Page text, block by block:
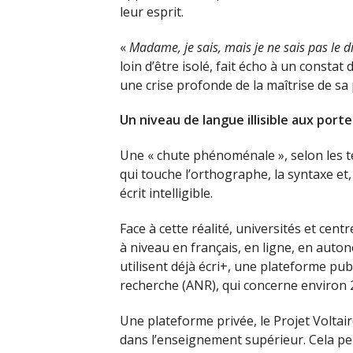
leur esprit.
«Madame, je sais, mais je ne sais pas le
loin d’être isolé, fait écho à un constat
une crise profonde de la maîtrise de
Un niveau de langue illisible aux
Une « chute phénoménale », selon
qui touche l’orthographe, la syntaxe
écrit intelligible.
Face à cette réalité, universités et
à niveau en français, en ligne, en
utilisent déjà écri+, une plateforme
recherche (ANR), qui concerne environ
Une plateforme privée, le Projet
dans l’enseignement supérieur. Cela